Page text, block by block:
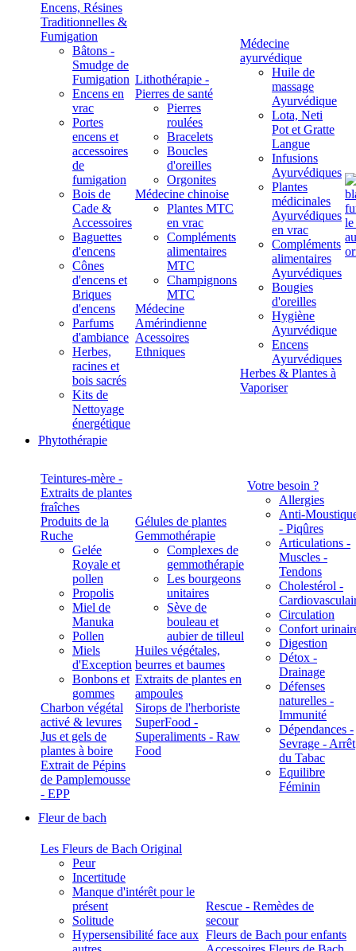
Encens, Résines
Traditionnelles &
Fumigation
Bâtons -
Smudge de
Fumigation
Encens en
vrac
Portes
encens et
accessoires
de
fumigation
Bois de
Cade &
Accessoires
Baguettes
d'encens
Cônes
d'encens et
Briques
d'encens
Parfums
d'ambiance
Herbes,
racines et
bois sacrés
Kits de
Nettoyage
énergétique
Lithothérapie -
Pierres de santé
Pierres
roulées
Bracelets
Boucles
d'oreilles
Orgonites
Médecine chinoise
Plantes MTC
en vrac
Compléments
alimentaires
MTC
Champignons
MTC
Médecine
Amérindienne
Acessoires
Ethniques
Médecine
ayurvédique
Huile de
massage
Ayurvédique
Lota, Neti
Pot et Gratte
Langue
Infusions
Ayurvédiques
Plantes
médicinales
Ayurvédiques
en vrac
Compléments
alimentaires
Ayurvédiques
Bougies
d'oreilles
Hygiène
Ayurvédique
Encens
Ayurvédiques
Herbes & Plantes à
Vaporiser
Phytothérapie
Teintures-mère -
Extraits de plantes
fraîches
Produits de la
Ruche
Gelée
Royale et
pollen
Propolis
Miel de
Manuka
Pollen
Miels
d'Exception
Bonbons et
gommes
Charbon végétal
activé & levures
Jus et gels de
plantes à boire
Extrait de Pépins
de Pamplemousse
- EPP
Gélules de plantes
Gemmothérapie
Complexes de
gemmothérapie
Les bourgeons
unitaires
Sève de
bouleau et
aubier de tilleul
Huiles végétales,
beurres et baumes
Extraits de plantes en
ampoules
Sirops de l'herboriste
SuperFood -
Superaliments - Raw
Food
Votre besoin ?
Allergies
Anti-
- Piqûres
Articulations -
Muscles -
Tendons
Cholestérol -
Circulation
Confort
Digestion
Détox -
Drainage
Défenses
naturelles -
Immunité
Dépendances -
Sevrage - Arrêt
du Tabac
Equilibre
Féminin
Fleur de bach
Les Fleurs de Bach Original
Peur
Incertitude
Manque d'intérêt pour le
présent
Solitude
Hypersensibilité face aux
Rescue - Remèdes de
secour
Fleurs de Bach pour enfants